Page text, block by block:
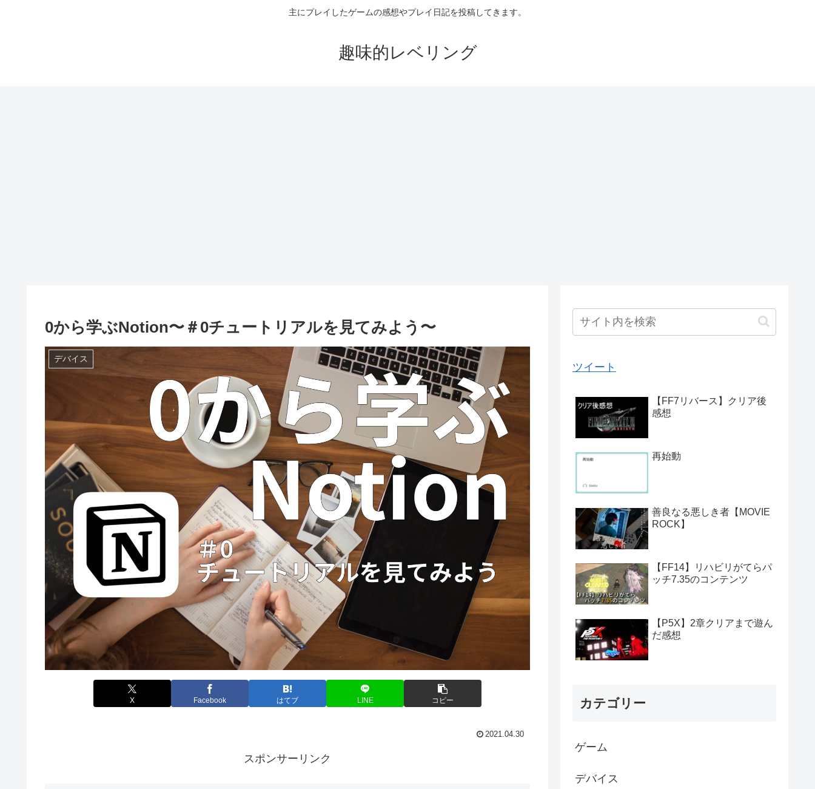
主にプレイしたゲームの感想やプレイ日記を投稿してきます。
趣味的レベリング
0から学ぶNotion〜＃0チュートリアルを見てみよう〜
デバイス
X Facebook はてブ LINE コピー
2021.04.30
スポンサーリンク
ツイート
【FF7リバース】クリア後
感想
再始動
善良なる悪しき者【MOVIE
ROCK】
【FF14】リハビリがてらパ
ッチ7.35のコンテンツ
【P5X】2章クリアまで遊ん
だ感想
カテゴリー
ゲーム
デバイス